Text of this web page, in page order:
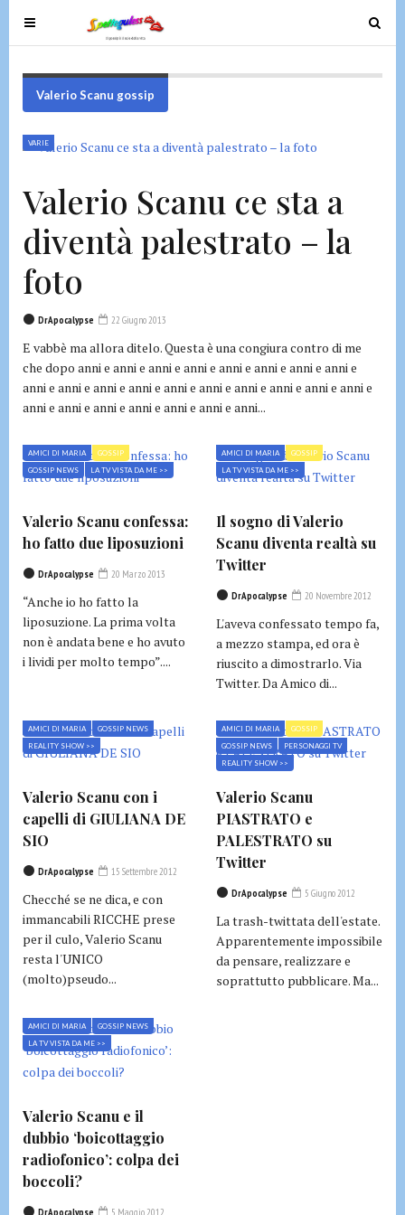
T
o
l
n
v
g
t
o
n
T
o
Valerio Scanu gossip
VARIE
Valerio Scanu ce sta a
diventà palestrato – la
foto
DrApocalypse 22 Giugno 2013
E vabbè ma allora ditelo. Questa è una congiura contro di me
che dopo anni e anni e anni e anni e anni e anni e anni e anni e
anni e anni e anni e anni e anni e anni e anni e anni e anni e anni e
anni e anni e anni e anni e anni e anni e anni...
AMICI DI MARIA
GOSSIP
GOSSIP NEWS
LA TV VISTA DA ME >>
Valerio Scanu confessa:
ho fatto due liposuzioni
DrApocalypse 20 Marzo 2013
“Anche io ho fatto la
liposuzione. La prima volta
non è andata bene e ho avuto
i lividi per molto tempo”....
AMICI DI MARIA
GOSSIP
LA TV VISTA DA ME >>
Il sogno di Valerio
Scanu diventa realtà su
Twitter
DrApocalypse 20 Novembre 2012
L'aveva confessato tempo fa,
a mezzo stampa, ed ora è
riuscito a dimostrarlo. Via
Twitter. Da Amico di...
AMICI DI MARIA
GOSSIP NEWS
REALITY SHOW >>
Valerio Scanu con i
capelli di GIULIANA DE
SIO
DrApocalypse 15 Settembre 2012
Checché se ne dica, e con
immancabili RICCHE prese
per il culo, Valerio Scanu
resta l'UNICO
(molto)pseudo...
AMICI DI MARIA
GOSSIP
GOSSIP NEWS
PERSONAGGI TV
REALITY SHOW >>
Valerio Scanu
PIASTRATO e
PALESTRATO su
Twitter
DrApocalypse 5 Giugno 2012
La trash-twittata dell'estate.
Apparentemente impossibile
da pensare, realizzare e
soprattutto pubblicare. Ma...
AMICI DI MARIA
GOSSIP NEWS
LA TV VISTA DA ME >>
Valerio Scanu e il
dubbio ‘boicottaggio
radiofonico’: colpa dei
boccoli?
DrApocalypse 5 Maggio 2012